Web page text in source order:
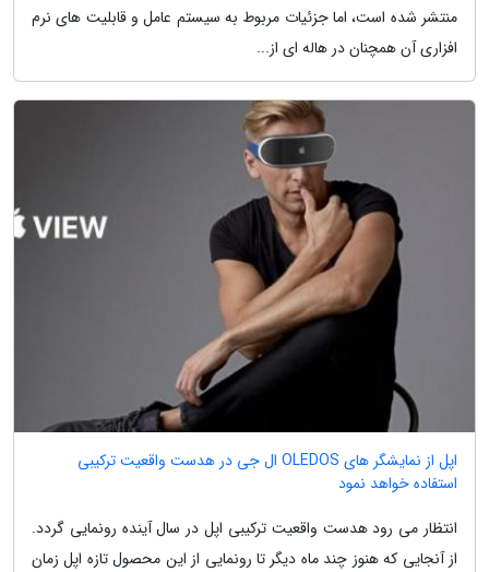
منتشر شده است، اما جزئیات مربوط به سیستم عامل و قابلیت های نرم
افزاری آن همچنان در هاله ای از...
اپل از نمایشگر های OLEDOS ال جی در هدست واقعیت ترکیبی
استفاده خواهد نمود
انتظار می رود هدست واقعیت ترکیبی اپل در سال آینده رونمایی گردد.
از آنجایی که هنوز چند ماه دیگر تا رونمایی از این محصول تازه اپل زمان